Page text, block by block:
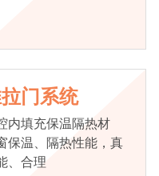
门系统
内填充保温隔热材
保温、隔热性能，真
、合理